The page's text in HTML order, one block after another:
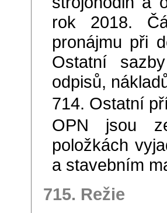
rok 2018.
pronájmu při
Ostatní
odpisů,
714. Ostatní
OPN jsou
položkách
a stavebním
715. Režie